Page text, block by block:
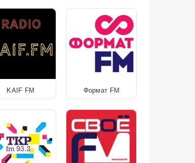
KAIF FM Формат FM